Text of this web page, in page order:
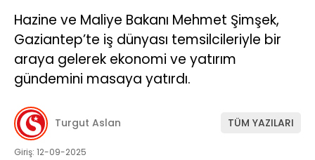
Hazine ve Maliye Bakanı Mehmet Şimşek,
Gaziantep’te iş dünyası temsilcileriyle bir
araya gelerek ekonomi ve yatırım
gündemini masaya yatırdı.
Turgut Aslan TÜM YAZILARI
Giriş: 12-09-2025